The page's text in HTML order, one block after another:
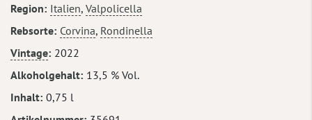
Region Italien, Valpolicella
Rebsorte Corvina, Rondinella
Vintage 2022
Alkoholgehalt 13,5 % Vol.
Inhalt 0,75 l